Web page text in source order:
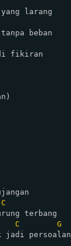
fikiran
C
terbang
C G
jadi persoalan